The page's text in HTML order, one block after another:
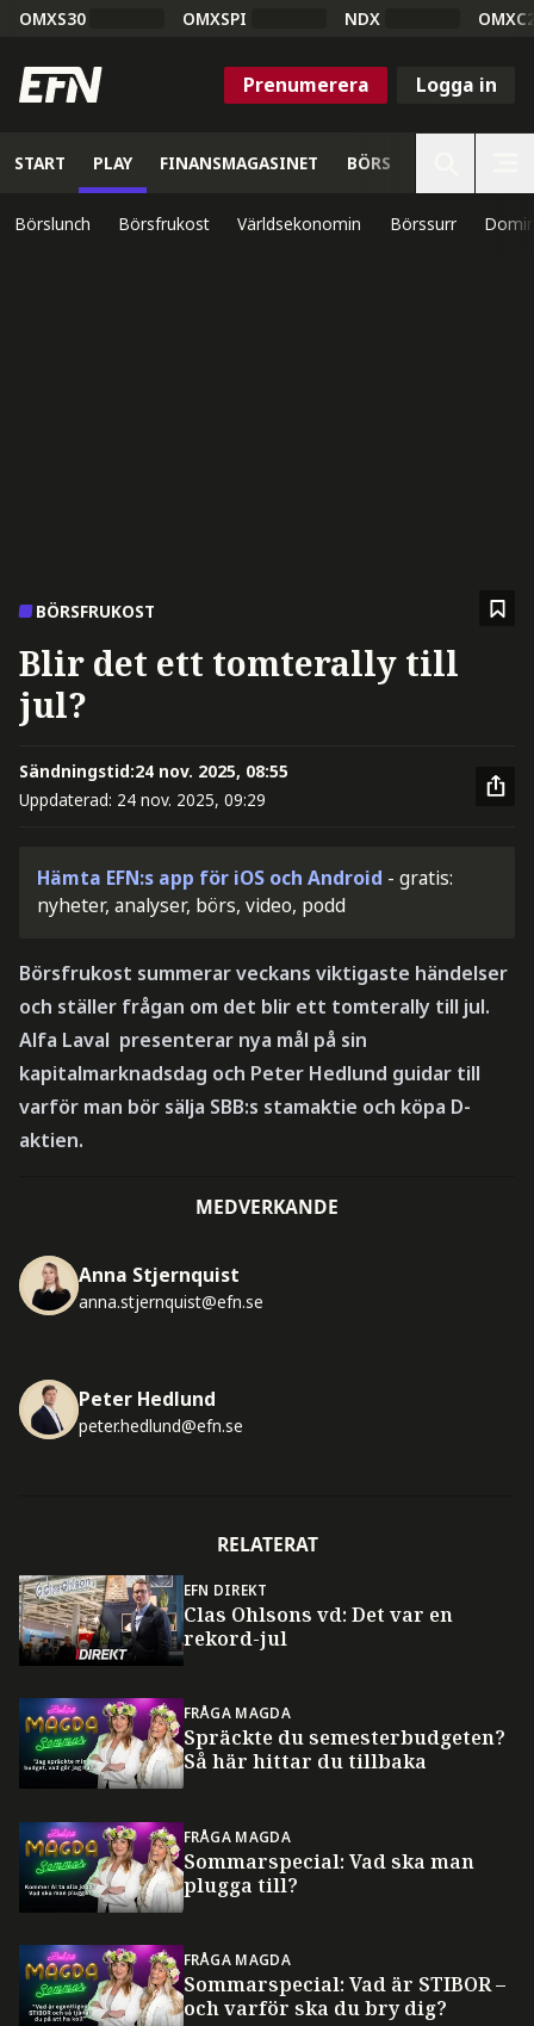
OMXS30 OMXSPI NDX
Prenumerera Logga in
START PLAY FINANSMAGASINET BÖRS
Börslunch Börsfrukost Världsekonomin Börssurr
BÖRSFRUKOST
Blir det ett tomterally till
jul?
Sändningstid:24 nov. 2025, 08:55
Uppdaterad: 24 nov. 2025, 09:29
Hämta EFN:s app för iOS och Android - gratis:
nyheter, analyser, börs, video, podd
Börsfrukost summerar veckans viktigaste händelser
och ställer frågan om det blir ett tomterally till jul.
Alfa Laval presenterar nya mål på sin
kapitalmarknadsdag och Peter Hedlund guidar till
varför man bör sälja SBB:s stamaktie och köpa D-
aktien.
MEDVERKANDE
Anna Stjernquist
anna.stjernquist@efn.se
Peter Hedlund
peter.hedlund@efn.se
RELATERAT
EFN DIREKT
Clas Ohlsons vd: Det var en
rekord-jul
FRÅGA MAGDA
Spräckte du semesterbudgeten?
Så här hittar du tillbaka
FRÅGA MAGDA
Sommarspecial: Vad ska man
plugga till?
FRÅGA MAGDA
Sommarspecial: Vad är STIBOR –
och varför ska du bry dig?